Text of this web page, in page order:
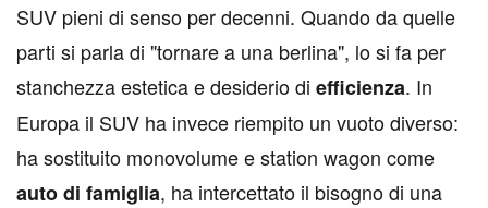
SUV pieni di senso per decenni. Quando da quelle
parti si parla di "tornare a una berlina", lo si fa per
stanchezza estetica e desiderio di efficienza. In
Europa il SUV ha invece riempito un vuoto diverso:
ha sostituito monovolume e station wagon come
auto di famiglia, ha intercettato il bisogno di una